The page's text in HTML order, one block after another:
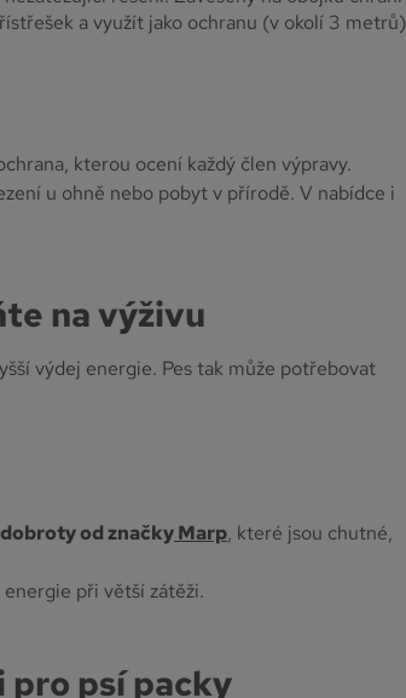
a využít jako ochranu (v okolí 3 metrů)
kterou ocení každý člen výpravy.
u ohně nebo pobyt v přírodě. V nabídce i
na výživu
výdej energie. Pes tak může potřebovat
dobroty od značkyMarp, které jsou chutné,
při větší zátěži.
pro psí packy